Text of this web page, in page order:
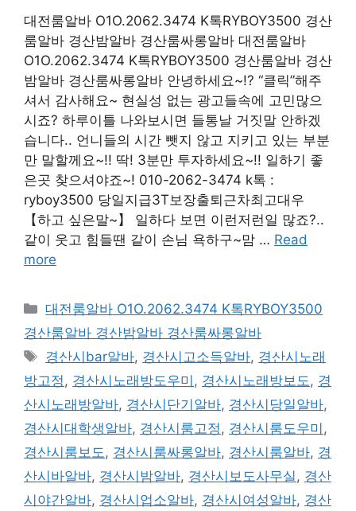
대전룸알바 O1O.2062.3474 K톡RYBOY3500 경산
룸알바 경산밤알바 경산룸싸롱알바 대전룸알바
O1O.2062.3474 K톡RYBOY3500 경산룸알바 경산
밤알바 경산룸싸롱알바 안녕하세요~!? “클릭”해주
셔서 감사해요~ 현실성 없는 광고들속에 고민많으
시죠? 하루이틀 나와보시면 들통날 거짓말 안하겠
습니다.. 언니들의 시간 뺏지 않고 지키고 있는 부분
만 말할께요~!! 딱! 3분만 투자하세요~!! 일하기 좋
은곳 찾으셔야죠~! 010-2062-3474 k톡 :
ryboy3500 당일지급3T보장출퇴근차최고대우
【하고 싶은말~】 일하다 보면 이런저런일 많죠?..
같이 웃고 힘들땐 같이 손님 욕하구~맘 … Read
more
카
테
고
리
대전룸알바 O1O.2062.3474 K톡RYBOY3500
경산룸알바 경산밤알바 경산룸싸롱알바
태
그
경산시bar알바, 경산시고소득알바, 경산시노래
방고정 , 경산시노래방도우미 , 경산시노래방보도 , 경
산시노래방알바, 경산시단기알바, 경산시당일알바,
경산시대학생알바, 경산시룸고정 , 경산시룸도우미 ,
경산시룸보도 , 경산시룸싸롱알바, 경산시룸알바, 경
산시바알바, 경산시밤알바, 경산시보도사무실 , 경산
시야간알바, 경산시업소알바, 경산시여성알바, 경산